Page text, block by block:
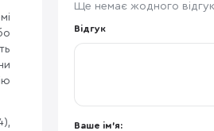
Ще немає жодного
Відгук
Ваше ім'я: